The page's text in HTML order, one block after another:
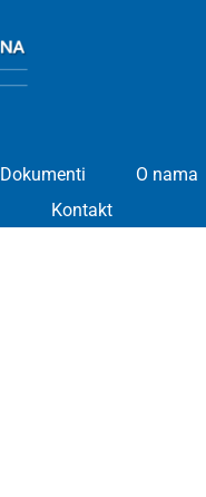
Dokumenti
O nama
Kontakt